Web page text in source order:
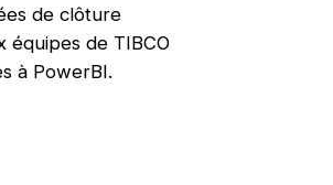
de clôture
équipes de TIBCO
à PowerBI.